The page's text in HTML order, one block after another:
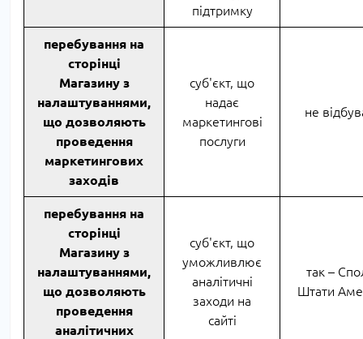
підтримку
перебування на
сторінці
Магазину з
налаштуваннями,
що дозволяють
проведення
маркетингових
заходів
суб'єкт, що
надає
маркетингові
послуги
не
перебування на
сторінці
Магазину з
налаштуваннями,
що дозволяють
проведення
аналітичних
суб'єкт, що
уможливлює
аналітичні
заходи на
сайті
так –
Штати